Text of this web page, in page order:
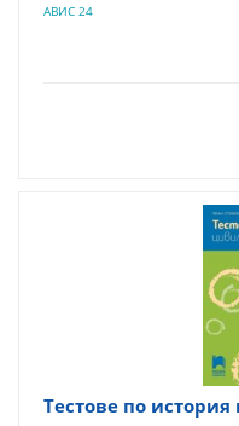
АВИС 24
Тестове по